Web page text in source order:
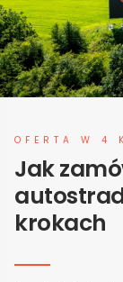
OFERTA W 4
Jak
krokach